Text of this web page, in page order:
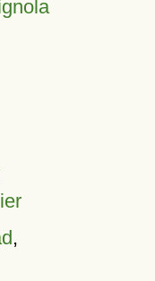
,